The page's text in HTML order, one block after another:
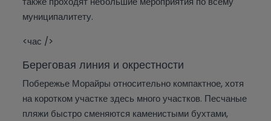
муниципалитету.
<час />
Береговая линия и окрестности
Побережье Морайры относительно компактное, хотя
на коротком участке здесь много участков. Песчаные
пляжи быстро сменяются каменистыми бухтами,